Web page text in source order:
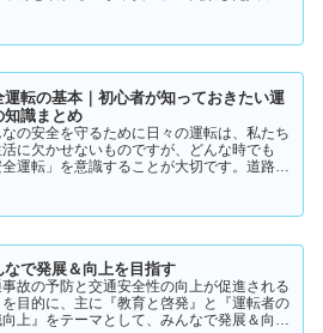
結論から言うと👇👉 …
運転の基本｜初心者が知っておきたい運
知識まとめ
の安全を守るために日々の運転は、私たち
に欠かせないものですが、どんな時でも
全運転」を意識することが大切です。道路状
や注意力の低下、小…
なで発展＆向上を目指す
故の予防と交通安全性の向上が促進される
を目的に、主に『教育と啓発』と『運転者の
上』をテーマとして、みんなで発展＆向上